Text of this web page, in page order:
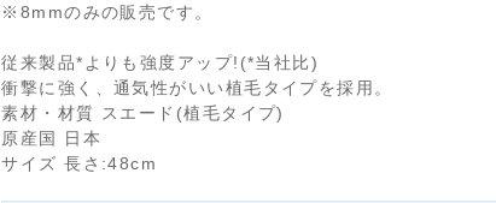
※8mmのみの販売です。
従来製品*よりも強度アップ!(*当社比)
衝撃に強く、通気性がいい植毛タイプを採用。
素材・材質 スエード(植毛タイプ)
原産国 日本
サイズ 長さ:48cm